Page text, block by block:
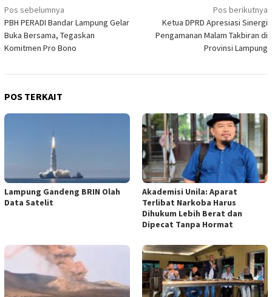
Navigasi
pos
Pos sebelumnya
PBH PERADI Bandar Lampung Gelar
Buka Bersama, Tegaskan
Komitmen Pro Bono
Pos berikutnya
Ketua DPRD Apresiasi Sinergi
Pengamanan Malam Takbiran di
Provinsi Lampung
POS TERKAIT
Lampung Gandeng BRIN Olah
Data Satelit
Akademisi Unila: Aparat
Terlibat Narkoba Harus
Dihukum Lebih Berat dan
Dipecat Tanpa Hormat